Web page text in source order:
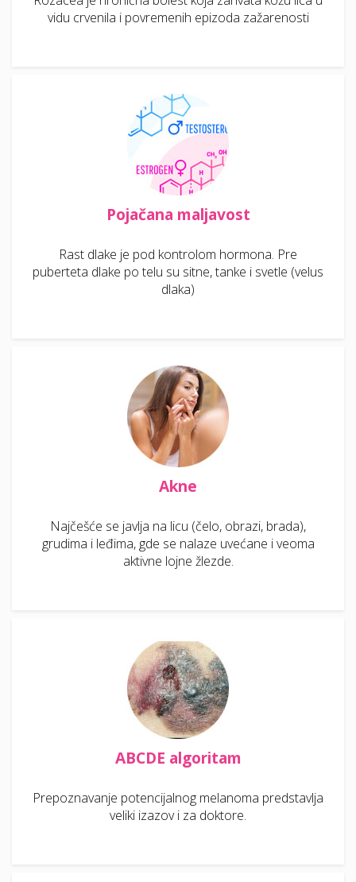
vidu crvenila i povremenih epizoda zažarenosti
Pojačana maljavost
Rast dlake je pod kontrolom hormona. Pre
puberteta dlake po telu su sitne, tanke i svetle (velus
dlaka)
Akne
Najčešće se javlja na licu (čelo, obrazi, brada),
grudima i leđima, gde se nalaze uvećane i veoma
aktivne lojne žlezde.
ABCDE algoritam
Prepoznavanje potencijalnog melanoma predstavlja
veliki izazov i za doktore.